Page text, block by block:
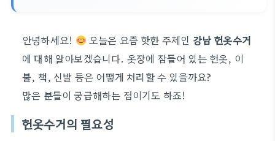
안녕하세요! 오늘은 요즘 핫한 주제인 강남 헌옷수거
에 대해 알아보겠습니다. 옷장에 잠들어 있는 헌옷, 이
불, 책, 신발 등은 어떻게 처리할 수 있을까요?
많은 분들이 궁금해하는 점이기도 하죠!
헌옷수거의 필요성